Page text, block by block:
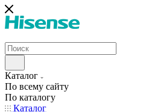
Каталог
По всему сайту
По каталогу
Каталог